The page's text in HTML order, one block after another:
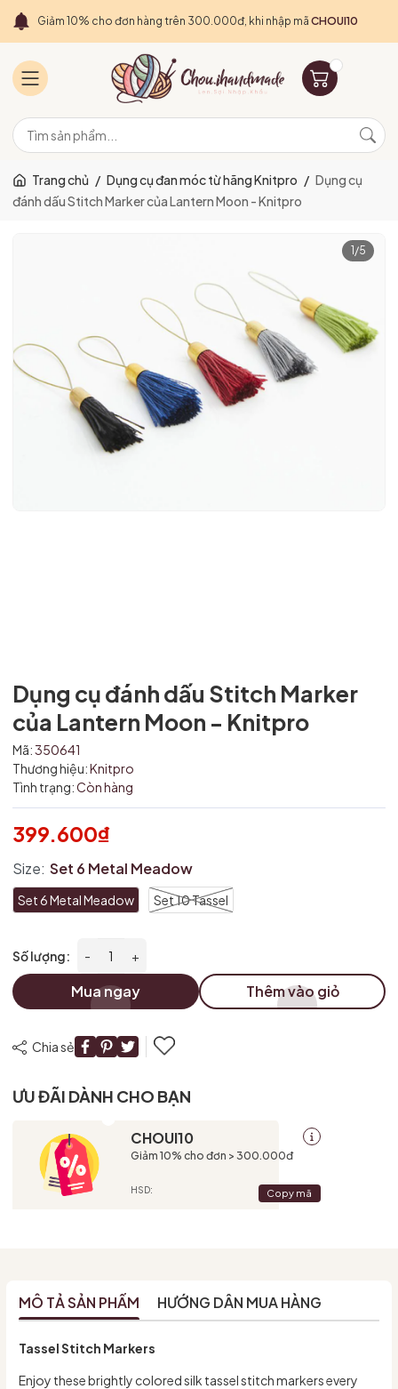
Giảm 10% cho đơn hàng trên 300.000đ, khi nhập mã CHOUI10
Trang chủ / Dụng cụ đan móc từ hãng Knitpro / Dụng cụ
đánh dấu Stitch Marker của Lantern Moon - Knitpro
1 /5
Dụng cụ đánh dấu Stitch Marker
của Lantern Moon - Knitpro
Mã:350641
Thương hiệu:Knitpro
Tình trạng:Còn hàng
399.600₫
Size: Set 6 Metal Meadow
Set 6 Metal Meadow Set 10 Tassel
Số lượng: - +
Mua ngay Thêm vào giỏ
Chia sẻ
ƯU ĐÃI DÀNH CHO BẠN
CHOUI10
Giảm 10% cho đơn > 300.000đ
HSD: Copy mã
MÔ TẢ SẢN PHẨM HƯỚNG DẪN MUA HÀNG
Tassel Stitch Markers
Enjoy these brightly colored silk tassel stitch markers every
Ngày hết hạn:
Điều kiện: